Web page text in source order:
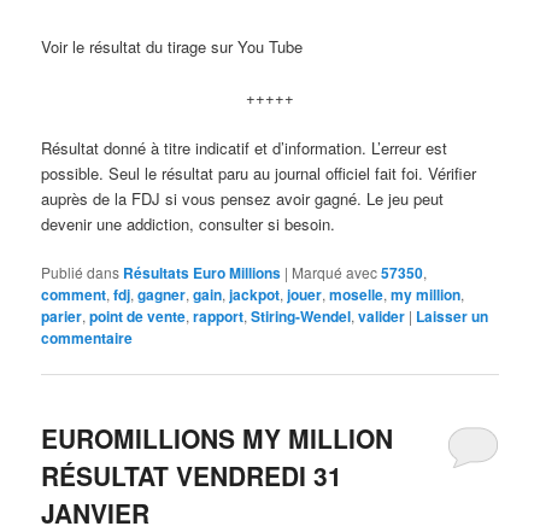
Voir le résultat du tirage sur You Tube
+++++
Résultat donné à titre indicatif et d’information. L’erreur est
possible. Seul le résultat paru au journal officiel fait foi. Vérifier
auprès de la FDJ si vous pensez avoir gagné. Le jeu peut
devenir une addiction, consulter si besoin.
Publié dans Résultats Euro Millions | Marqué avec57350,
comment,fdj,gagner,gain,jackpot,jouer,moselle,my million,
parier,point de vente,rapport,Stiring-Wendel,valider | Laisser un
commentaire
EUROMILLIONS MY MILLION
RÉSULTAT VENDREDI 31
JANVIER